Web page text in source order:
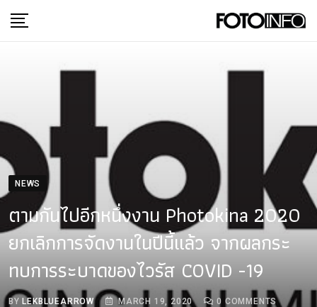
to
NEWS
ตามกันไปอีกหนึ่งงาน Photokina 2020
ยกเลิกการจัดงานในปีนี้แล้ว จากผลกระ
ทบการระบาดของไวรัส COVID -​19
BYLEKBLUEARROW MARCH 19, 2020 0 COMMENTS